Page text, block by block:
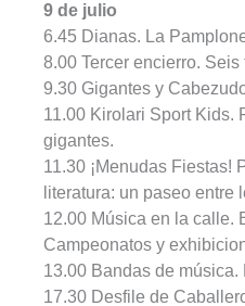
9 de julio
6.45 Dianas. La
8.00 Tercer encierro.
9.30 Gigantes y
11.00 Kirolari Sport Kids.
gigantes.
11.30 ¡Menudas Fiestas!
literatura: un paseo
12.00 Música en la calle.
Campeonatos y
13.00 Bandas de
17.30 Desfile de